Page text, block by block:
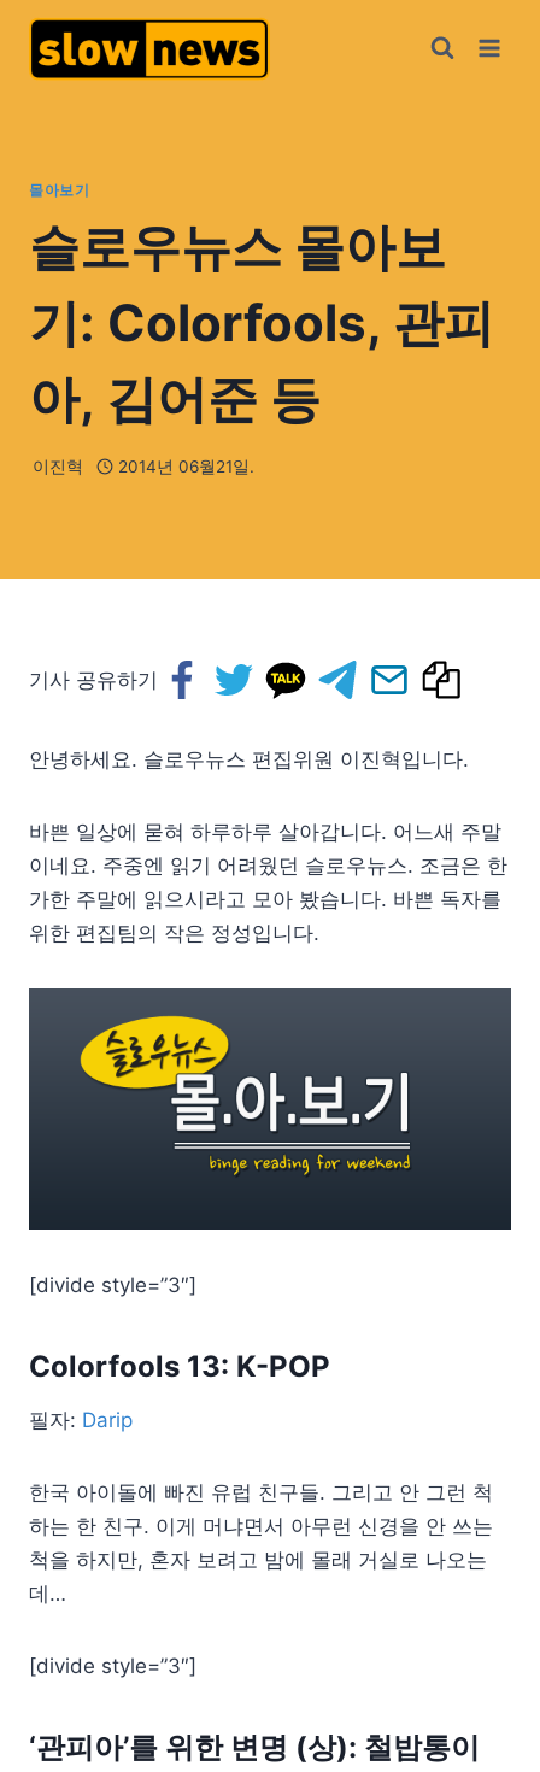
몰아보기
슬로우뉴스 몰아보
기: Colorfools, 관피
아, 김어준 등
이진혁 2014년 06월21일.
기사 공유하기
안녕하세요. 슬로우뉴스 편집위원 이진혁입니다.
바쁜 일상에 묻혀 하루하루 살아갑니다. 어느새 주말
이네요. 주중엔 읽기 어려웠던 슬로우뉴스. 조금은 한
가한 주말에 읽으시라고 모아 봤습니다. 바쁜 독자를
위한 편집팀의 작은 정성입니다.
[divide style=”3″]
Colorfools 13: K-POP
필자: Darip
한국 아이돌에 빠진 유럽 친구들. 그리고 안 그런 척
하는 한 친구. 이게 머냐면서 아무런 신경을 안 쓰는
척을 하지만, 혼자 보려고 밤에 몰래 거실로 나오는
데…
[divide style=”3″]
‘관피아’를 위한 변명 (상): 철밥통이